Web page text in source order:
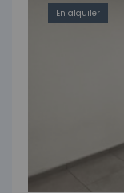
En alquiler